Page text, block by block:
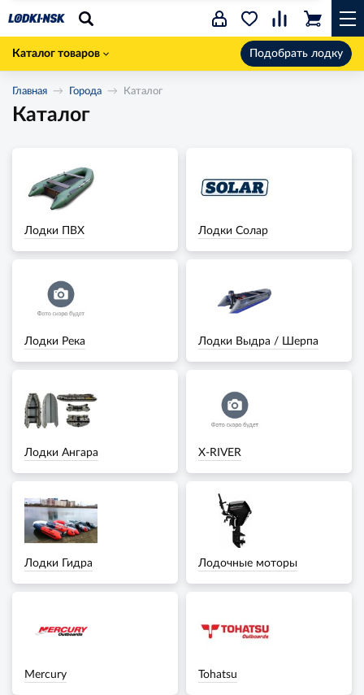
Каталог товаров Подобрать лодку
Главная Города Каталог
Каталог
Лодки ПВХ Лодки Солар
Лодки Река Лодки Выдра / Шерпа
Лодки Ангара X-RIVER
Лодки Гидра Лодочные моторы
Mercury Tohatsu